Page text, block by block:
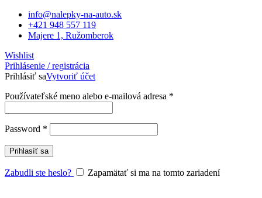
info@nalepky-na-auto.sk
+421 948 557 119
Majere 1, Ružomberok
Wishlist
Prihlásenie / registrácia
Prihlásiť saVytvoriť účet
Používateľské meno alebo e-mailová adresa *
Password *
Prihlasíť sa
Zabudli ste heslo? Zapamätať si ma na tomto zariadení